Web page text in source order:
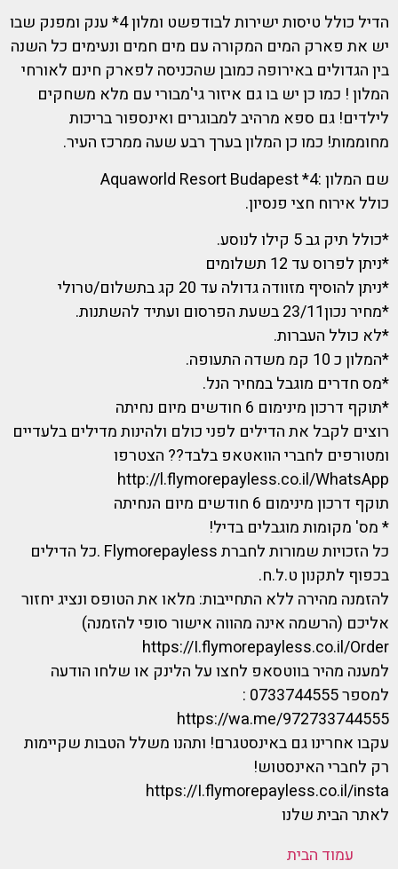
הדיל כולל טיסות ישירות לבודפשט ומלון 4* ענק ומפנק שבו
יש את פארק המים המקורה עם מים חמים ונעימים כל השנה
בין הגדולים באירופה כמובן שהכניסה לפארק חינם לאורחי
המלון ! כמו כן יש בו גם איזור גי'מבורי עם מלא משחקים
לילדים! גם ספא מרהיב למבוגרים ואינספור בריכות
מחוממות! כמו כן המלון בערך רבע שעה ממרכז העיר.
שם המלון :Aquaworld Resort Budapest *4
כולל אירוח חצי פנסיון.
*כולל תיק גב 5 קילו לנוסע.
*ניתן לפרוס עד 12 תשלומים
*ניתן להוסיף מזוודה גדולה עד 20 קג בתשלום/טרולי
*מחיר נכון23/11 בשעת הפרסום ועתיד להשתנות.
*לא כולל העברות.
*המלון כ 10 קמ משדה התעופה.
*מס חדרים מוגבל במחיר הנל.
*תוקף דרכון מינימום 6 חודשים מיום נחיתה
רוצים לקבל את הדילים לפני כולם ולהינות מדילים בלעדיים
ומטורפים לחברי הוואטאפ בלבד?? הצטרפו
http://l.flymorepayless.co.il/WhatsApp
תוקף דרכון מינימום 6 חודשים מיום הנחיתה
* מס' מקומות מוגבלים בדיל!
כל הזכויות שמורות לחברת Flymorepayless .כל הדילים
בכפוף לתקנון ט.ל.ח.
להזמנה מהירה ללא התחייבות: מלאו את הטופס ונציג יחזור
אליכם (הרשמה אינה מהווה אישור סופי להזמנה)
https://I.flymorepayless.co.il/Order
למענה מהיר בווטסאפ לחצו על הלינק או שלחו הודעה
למספר 0733744555 :
https://wa.me/972733744555
עקבו אחרינו גם באינסטגרם! ותהנו משלל הטבות שקיימות
רק לחברי האינסטוש!
https://I.flymorepayless.co.il/insta
לאתר הבית שלנו
עמוד הבית